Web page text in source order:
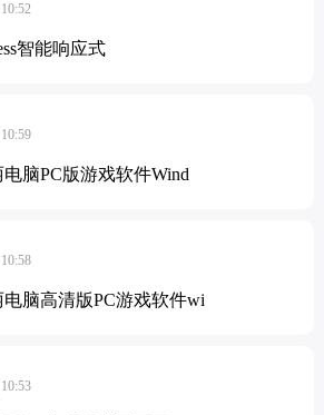
智能响应式
脑PC版游戏软件Wind
脑高清版PC游戏软件wi